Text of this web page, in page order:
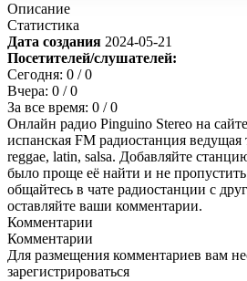
Описание
Статистика
Дата создания 2024-05-21
Посетителей/слушателей:
Сегодня: 0 / 0
Вчера: 0 / 0
За все время: 0 / 0
Онлайн радио Pinguino Stereo на
испанская FM радиостанция
reggae, latin, salsa. Добавляйте
было проще её найти и не
общайтесь в чате радиостанции с
оставляйте ваши комментарии.
Комментарии
Комментарии
Для размещения комментариев вам
зарегистрироваться